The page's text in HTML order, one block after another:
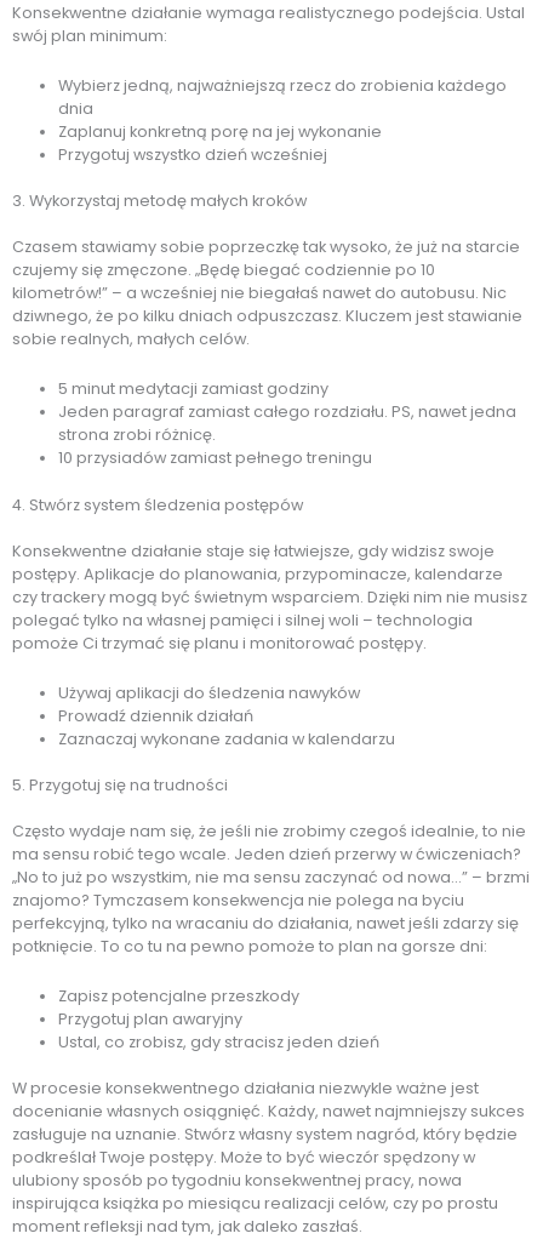
Konsekwentne działanie wymaga realistycznego podejścia. Ustal
swój plan minimum:
Wybierz jedną, najważniejszą rzecz do zrobienia każdego
dnia
Zaplanuj konkretną porę na jej wykonanie
Przygotuj wszystko dzień wcześniej
3. Wykorzystaj metodę małych kroków
Czasem stawiamy sobie poprzeczkę tak wysoko, że już na starcie
czujemy się zmęczone. „Będę biegać codziennie po 10
kilometrów!” – a wcześniej nie biegałaś nawet do autobusu. Nic
dziwnego, że po kilku dniach odpuszczasz. Kluczem jest stawianie
sobie realnych, małych celów.
5 minut medytacji zamiast godziny
Jeden paragraf zamiast całego rozdziału. PS, nawet jedna
strona zrobi różnicę.
10 przysiadów zamiast pełnego treningu
4. Stwórz system śledzenia postępów
Konsekwentne działanie staje się łatwiejsze, gdy widzisz swoje
postępy. Aplikacje do planowania, przypominacze, kalendarze
czy trackery mogą być świetnym wsparciem. Dzięki nim nie musisz
polegać tylko na własnej pamięci i silnej woli – technologia
pomoże Ci trzymać się planu i monitorować postępy.
Używaj aplikacji do śledzenia nawyków
Prowadź dziennik działań
Zaznaczaj wykonane zadania w kalendarzu
5. Przygotuj się na trudności
Często wydaje nam się, że jeśli nie zrobimy czegoś idealnie, to nie
ma sensu robić tego wcale. Jeden dzień przerwy w ćwiczeniach?
„No to już po wszystkim, nie ma sensu zaczynać od nowa…” – brzmi
znajomo? Tymczasem konsekwencja nie polega na byciu
perfekcyjną, tylko na wracaniu do działania, nawet jeśli zdarzy się
potknięcie. To co tu na pewno pomoże to plan na gorsze dni:
Zapisz potencjalne przeszkody
Przygotuj plan awaryjny
Ustal, co zrobisz, gdy stracisz jeden dzień
W procesie konsekwentnego działania niezwykle ważne jest
docenianie własnych osiągnięć. Każdy, nawet najmniejszy sukces
zasługuje na uznanie. Stwórz własny system nagród, który będzie
podkreślał Twoje postępy. Może to być wieczór spędzony w
ulubiony sposób po tygodniu konsekwentnej pracy, nowa
inspirująca książka po miesiącu realizacji celów, czy po prostu
moment refleksji nad tym, jak daleko zaszłaś.